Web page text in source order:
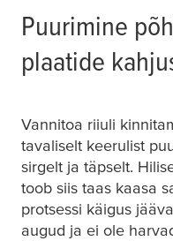
Puurimine
plaatide
Vannitoa riiuli
tavaliselt keerulist
sirgelt ja täpselt.
toob siis taas kaasa
protsessi käigus
augud ja ei ole